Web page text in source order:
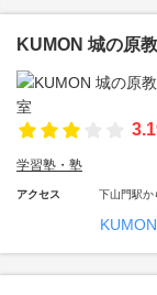
KUMON 城の原
学習塾・塾
アクセス 下山門駅か